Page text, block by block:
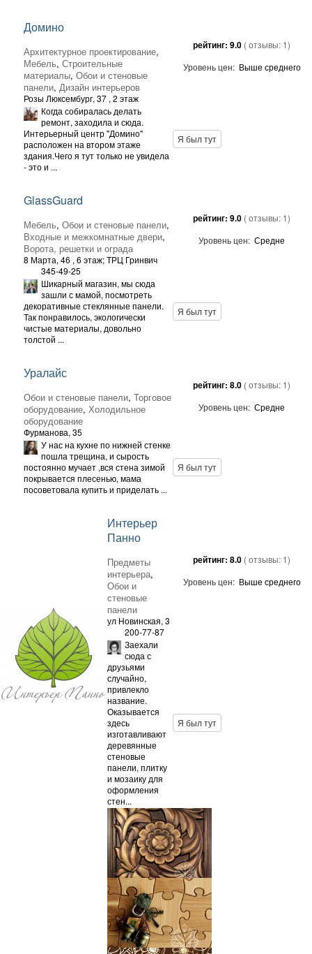
Домино
Архитектурное проектирование,
Мебель, Строительные
материалы, Обои и стеновые
панели, Дизайн интерьеров
Розы Люксембург, 37 , 2 этаж
рейтинг: 9.0 ( отзывы: 1)
Уровень цен: Выше среднего
Когда собиралась делать
ремонт, заходила и сюда.
Интерьерный центр "Домино"
расположен на втором этаже
здания.Чего я тут только не увидела
- это и ...
Я был тут
GlassGuard
Мебель, Обои и стеновые панели,
Входные и межкомнатные двери,
Ворота, решетки и ограда
8 Марта, 46 , 6 этаж; ТРЦ Гринвич
345-49-25
рейтинг: 9.0 ( отзывы: 1)
Уровень цен: Средне
Шикарный магазин, мы сюда
зашли с мамой, посмотреть
декоративные стеклянные панели.
Так понравилось, экологически
чистые материалы, довольно
толстой ...
Я был тут
Уралайс
Обои и стеновые панели, Торговое
оборудование, Холодильное
оборудование
Фурманова, 35
рейтинг: 8.0 ( отзывы: 1)
Уровень цен: Средне
У нас на кухне по нижней стенке
пошла трещина, и сырость
постоянно мучает ,вся стена зимой
покрывается плесенью, мама
посоветовала купить и приделать ...
Я был тут
Интерьер
Панно
Предметы
интерьера,
Обои и
стеновые
панели
ул Новинская, 3
200-77-87
рейтинг: 8.0 ( отзывы: 1)
Уровень цен: Выше среднего
Заехали
сюда с
друзьями
случайно,
привлекло
название.
Оказывается
здесь
изготавливают
деревянные
стеновые
панели, плитку
и мозаику для
оформления
стен...
Я был тут